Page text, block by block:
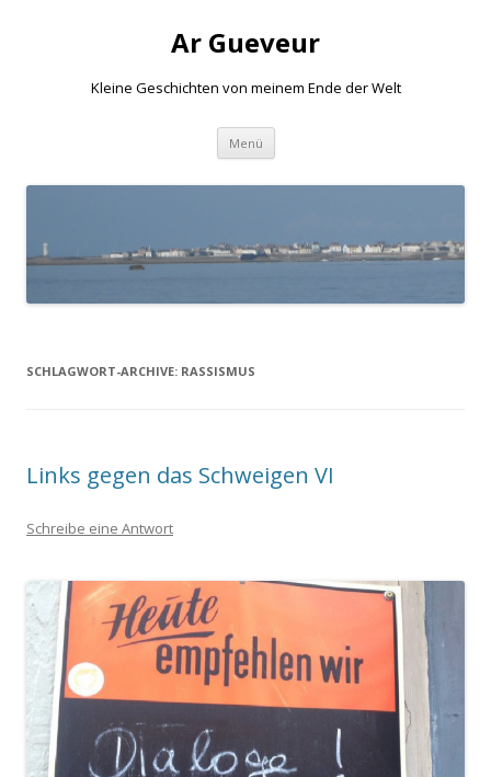
Ar Gueveur
Kleine Geschichten von meinem Ende der Welt
Menü Springe
Inhalt
SCHLAGWORT-ARCHIVE: RASSISMUS
Links gegen das Schweigen VI
Schreibe eine Antwort